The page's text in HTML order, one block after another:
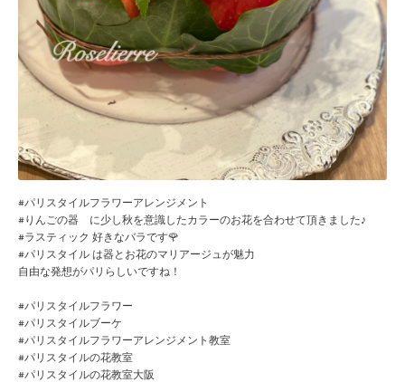
#パリスタイルフラワーアレンジメント
#りんごの器 に少し秋を意識したカラーのお花を合わせて頂きました♪
#ラスティック 好きなバラです🌹
#パリスタイル は器とお花のマリアージュが魅力
自由な発想がパリらしいですね！
#パリスタイルフラワー
#パリスタイルブーケ
#パリスタイルフラワーアレンジメント教室
#パリスタイルの花教室
#パリスタイルの花教室大阪